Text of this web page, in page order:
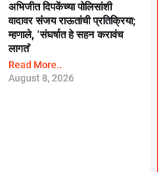
अभिजीत दिपकेंच्या पोलिसांशी
वादावर संजय राऊतांची प्रतिक्रिया;
म्हणाले, ‘संघर्षात हे सहन करावंच
लागतं’
Read More..
August 8, 2026